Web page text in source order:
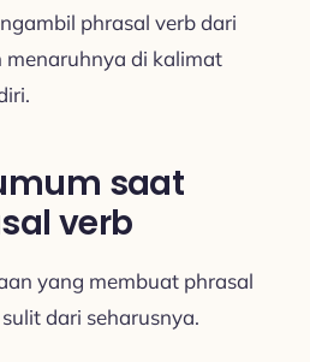
phrasal verb dari
menaruhnya di kalimat
saat
verb
yang membuat phrasal
dari seharusnya.